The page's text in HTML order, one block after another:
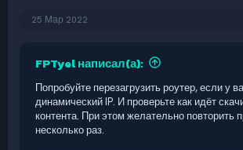
25 Мар 2022
FPTyel написал(а):
Попробуйте перезагрузить роутер, если у
динамический IP. И проверьте как идёт
контента. При этом желательно повторить
несколько раз.